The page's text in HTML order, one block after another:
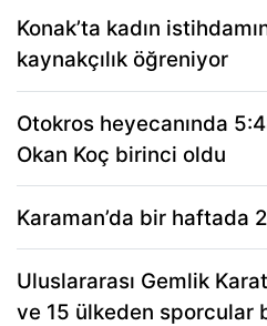
Konak’ta kadın
kaynakçılık öğreniyor
Otokros heyecanında
Okan Koç birinci oldu
Karaman’da bir haftada
Uluslararası Gemlik
ve 15 ülkeden sporcular